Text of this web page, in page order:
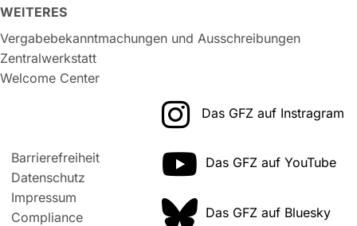
WEITERES
Vergabebekanntmachungen und Ausschreibungen
Zentralwerkstatt
Welcome Center
Barrierefreiheit
Datenschutz
Impressum
Compliance
Das GFZ auf Instragram
Das GFZ auf YouTube
Das GFZ auf Bluesky